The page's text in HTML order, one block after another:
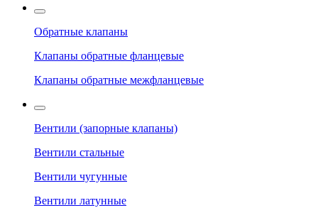
Обратные клапаны
Клапаны обратные фланцевые
Клапаны обратные межфланцевые
Вентили (запорные клапаны)
Вентили стальные
Вентили чугунные
Вентили латунные